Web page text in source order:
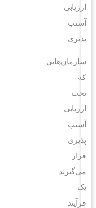
ارزیابی
آسیب
پذیری
سازمان‌هایی
تحت
ارزیابی
آسیب
پذیری
قرار
می‌گیرند
فرآیند